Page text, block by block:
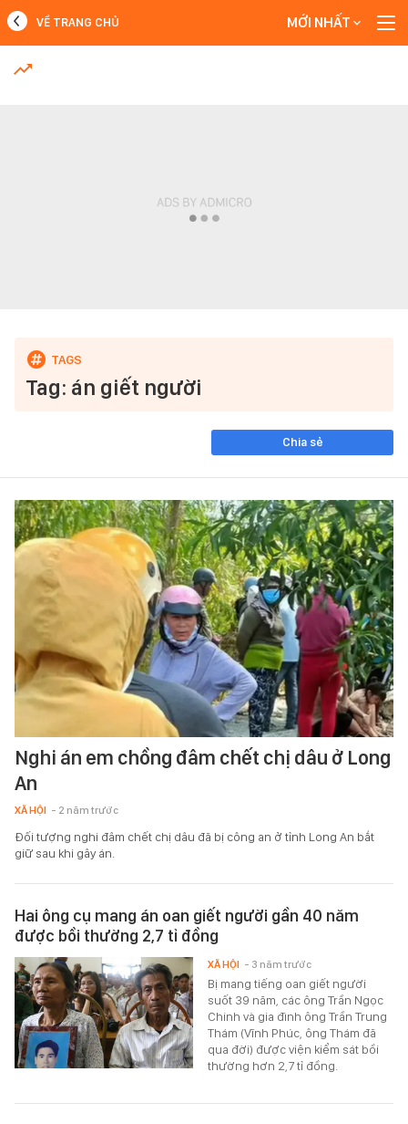
MỚI NHẤT
VỀ TRANG CHỦ MỚI NHẤT
Tag: án giết người
Chia sẻ
Nghi án em chồng đâm chết chị dâu ở Long
An
XÃ HỘI - 2 năm trước
Đối tượng nghi đâm chết chị dâu đã bị công an ở tỉnh Long An bắt
giữ sau khi gây án.
Hai ông cụ mang án oan giết người gần 40 năm
được bồi thường 2,7 tỉ đồng
Bị mang tiếng oan giết người
suốt 39 năm, các ông Trần Ngọc
Chinh và gia đình ông Trần Trung
Thám (Vĩnh Phúc, ông Thám đã
qua đời) được viện kiểm sát bồi
thường hơn 2,7 tỉ đồng.
XÃ HỘI - 3 năm trước